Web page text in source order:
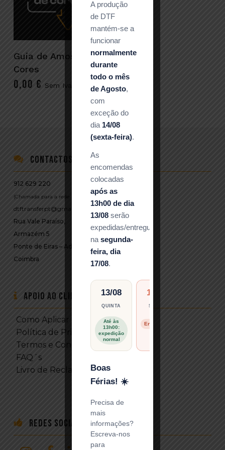
Guia de Amostra de
Cores
0,00 € Sem Iva
Contactos
912 629 220
(Chamada para a rede móvel nacional)
dtftransferpt@gmail.com
Rua Vale Paraíso,
Armazém 5
Ponte de Eiras – Adémia
Coimbra
Apoio ao Cliente
Como Aplicar DTF
Política de Privacidade
Termos e Condições
FAQ´s
Livro de Reclamações
Redes Sociais
A produção
de DTF
mantém-se a
funcionar
normalmente
durante
todo o mês
de Agosto,
com
exceção do
dia 14/08
(sexta-feira).
As
encomendas
colocadas
após as
13h00 de dia
13/08 serão
expedidas/entregues
na segunda-
feira, dia
17/08.
13/08
QUINTA
Até às
13h00:
expedição
normal
14/08
SEXTA
Encerrado
Boas
Férias! ☀️
Precisa de
mais
informações?
Escreva-nos
para